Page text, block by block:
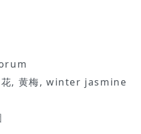
花, 黄梅, winter jasmine